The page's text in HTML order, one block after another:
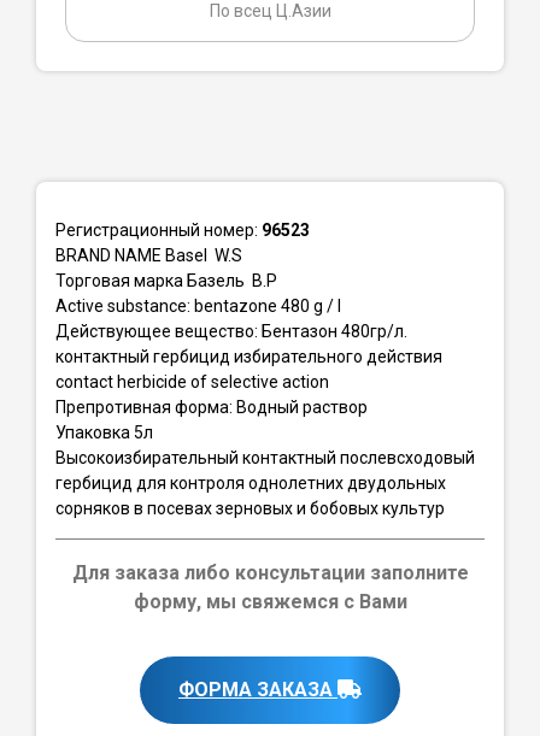
По всец Ц.Азии
Регистрационный номер: 96523
BRAND NAME Basel W.S
Торговая марка Базель В.Р
Active substance: bentazone 480 g / l
Действующее вещество: Бентазон 480гр/л.
контактный гербицид избирательного действия
contact herbicide of selective action
Препротивная форма: Водный раствор
Упаковка 5л
Высокоизбирательный контактный послевсходовый
гербицид для контроля однолетних двудольных
сорняков в посевах зерновых и бобовых культур
Для заказа либо консультации заполните
форму, мы свяжемся с Вами
ФОРМА ЗАКАЗА